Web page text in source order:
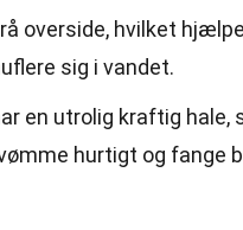
overside, hvilket
sig i vandet.
en utrolig kraftig hale,
hurtigt og fange